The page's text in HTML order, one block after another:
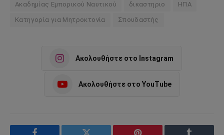
Ακαδημίας Εμπορικού Ναυτικού δικαστηριο ΗΠΑ
Κατηγορία για Μητροκτονία Σπουδαστής
Ακολουθήστε στο Instagram
Ακολουθήστε στο YouTube